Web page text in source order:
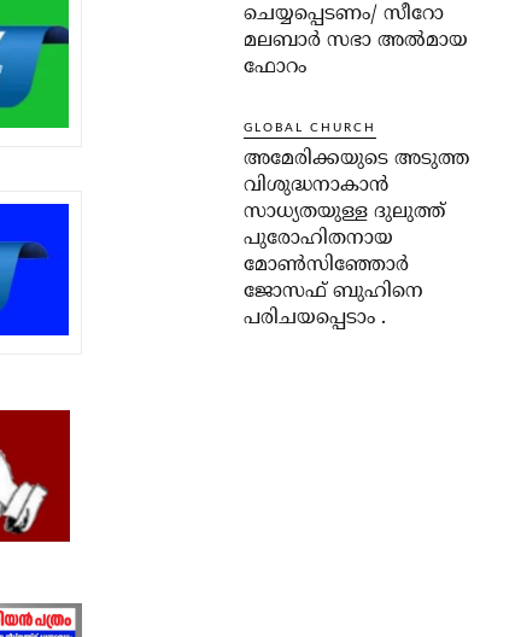
ചെയ്യപ്പെടണം/ സീറോ
മലബാർ സഭാ അൽമായ
ഫോറം
GLOBAL CHURCH
അമേരിക്കയുടെ അടുത്ത
വിശുദ്ധനാകാൻ
സാധ്യതയുള്ള ദുലുത്ത്
പുരോഹിതനായ
മോൺസിഞ്ഞോർ
ജോസഫ് ബുഹിനെ
പരിചയപ്പെടാം .